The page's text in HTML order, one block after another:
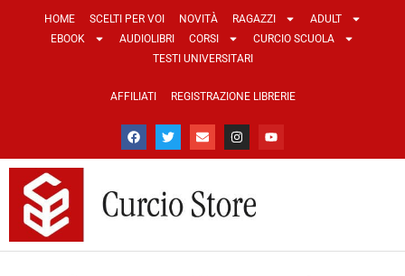
HOME SCELTI PER VOI NOVITÀ RAGAZZI
ADULT
EBOOK
AUDIOLIBRI CORSI
CURCIO SCUOLA
TESTI UNIVERSITARI
AFFILIATI REGISTRAZIONE LIBRERIE